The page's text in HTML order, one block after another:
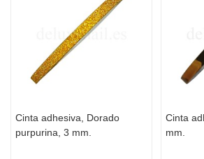
Cinta adhesiva, Dorado
purpurina, 3 mm.
Cinta
mm.